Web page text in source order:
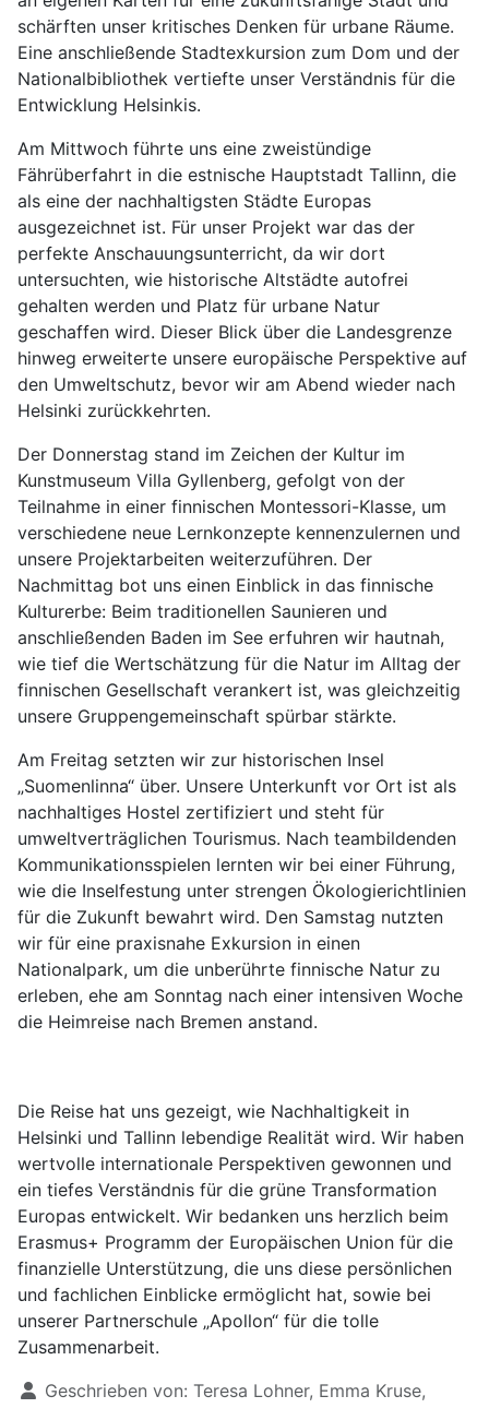
schärften unser kritisches Denken für urbane Räume.
Eine anschließende Stadtexkursion zum Dom und der
Nationalbibliothek vertiefte unser Verständnis für die
Entwicklung Helsinkis.
Am Mittwoch führte uns eine zweistündige
Fährüberfahrt in die estnische Hauptstadt Tallinn, die
als eine der nachhaltigsten Städte Europas
ausgezeichnet ist. Für unser Projekt war das der
perfekte Anschauungsunterricht, da wir dort
untersuchten, wie historische Altstädte autofrei
gehalten werden und Platz für urbane Natur
geschaffen wird. Dieser Blick über die Landesgrenze
hinweg erweiterte unsere europäische Perspektive auf
den Umweltschutz, bevor wir am Abend wieder nach
Helsinki zurückkehrten.
Der Donnerstag stand im Zeichen der Kultur im
Kunstmuseum Villa Gyllenberg, gefolgt von der
Teilnahme in einer finnischen Montessori-Klasse, um
verschiedene neue Lernkonzepte kennenzulernen und
unsere Projektarbeiten weiterzuführen. Der
Nachmittag bot uns einen Einblick in das finnische
Kulturerbe: Beim traditionellen Saunieren und
anschließenden Baden im See erfuhren wir hautnah,
wie tief die Wertschätzung für die Natur im Alltag der
finnischen Gesellschaft verankert ist, was gleichzeitig
unsere Gruppengemeinschaft spürbar stärkte.
Am Freitag setzten wir zur historischen Insel
„Suomenlinna“ über. Unsere Unterkunft vor Ort ist als
nachhaltiges Hostel zertifiziert und steht für
umweltverträglichen Tourismus. Nach teambildenden
Kommunikationsspielen lernten wir bei einer Führung,
wie die Inselfestung unter strengen Ökologierichtlinien
für die Zukunft bewahrt wird. Den Samstag nutzten
wir für eine praxisnahe Exkursion in einen
Nationalpark, um die unberührte finnische Natur zu
erleben, ehe am Sonntag nach einer intensiven Woche
die Heimreise nach Bremen anstand.
Die Reise hat uns gezeigt, wie Nachhaltigkeit in
Helsinki und Tallinn lebendige Realität wird. Wir haben
wertvolle internationale Perspektiven gewonnen und
ein tiefes Verständnis für die grüne Transformation
Europas entwickelt. Wir bedanken uns herzlich beim
Erasmus+ Programm der Europäischen Union für die
finanzielle Unterstützung, die uns diese persönlichen
und fachlichen Einblicke ermöglicht hat, sowie bei
unserer Partnerschule „Apollon“ für die tolle
Zusammenarbeit.
Details
Geschrieben von: Teresa Lohner, Emma Kruse,